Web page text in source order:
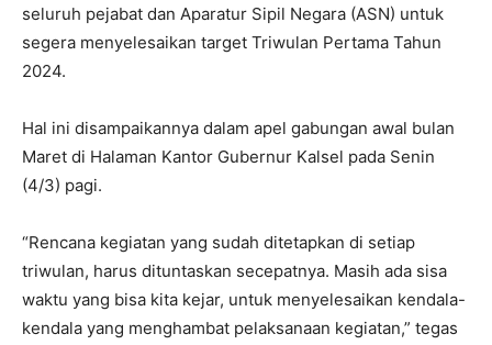
seluruh pejabat dan Aparatur Sipil Negara (ASN) untuk
segera menyelesaikan target Triwulan Pertama Tahun
2024.
Hal ini disampaikannya dalam apel gabungan awal bulan
Maret di Halaman Kantor Gubernur Kalsel pada Senin
(4/3) pagi.
“Rencana kegiatan yang sudah ditetapkan di setiap
triwulan, harus dituntaskan secepatnya. Masih ada sisa
waktu yang bisa kita kejar, untuk menyelesaikan kendala-
kendala yang menghambat pelaksanaan kegiatan,” tegas